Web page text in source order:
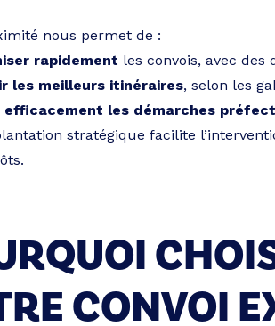
nous permet de :
rapidement les convois, avec des
les meilleurs itinéraires, selon les
efficacement les démarches
stratégique facilite
CONVOI